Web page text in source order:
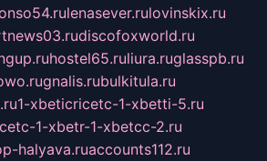
lenasever.rulovinskix.ru
discofoxworld.ru
hostel65.ruliura.ruglasspb.ru
gnalis.rubulkitula.ru
1-xbeticricetc-1-xbetti-5.ru
1-xbetr-1-xbetcc-2.ru
halyava.ruaccounts112.ru